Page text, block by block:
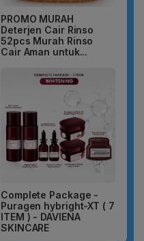
PROMO MURAH
Deterjen Cair Rinso
52pcs Murah Rinso
Cair Aman untuk...
Complete Package -
Puragen hybright-XT ( 7
ITEM ) - DAVIENA
SKINCARE